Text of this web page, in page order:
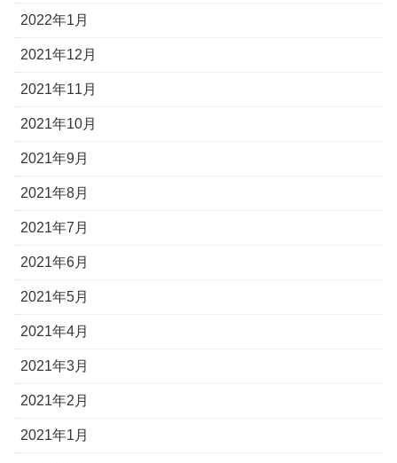
2022年1月
2021年12月
2021年11月
2021年10月
2021年9月
2021年8月
2021年7月
2021年6月
2021年5月
2021年4月
2021年3月
2021年2月
2021年1月